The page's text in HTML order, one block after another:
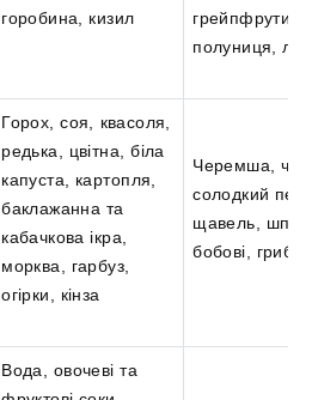
горобина, кизил
грейпфрути,
полуниця,
Горох, соя, квасоля,
редька, цвітна, біла
капуста, картопля,
баклажанна та
кабачкова ікра,
морква, гарбуз,
огірки, кінза
Черемша,
солодкий
щавель,
бобові, гриби
Вода, овочеві та